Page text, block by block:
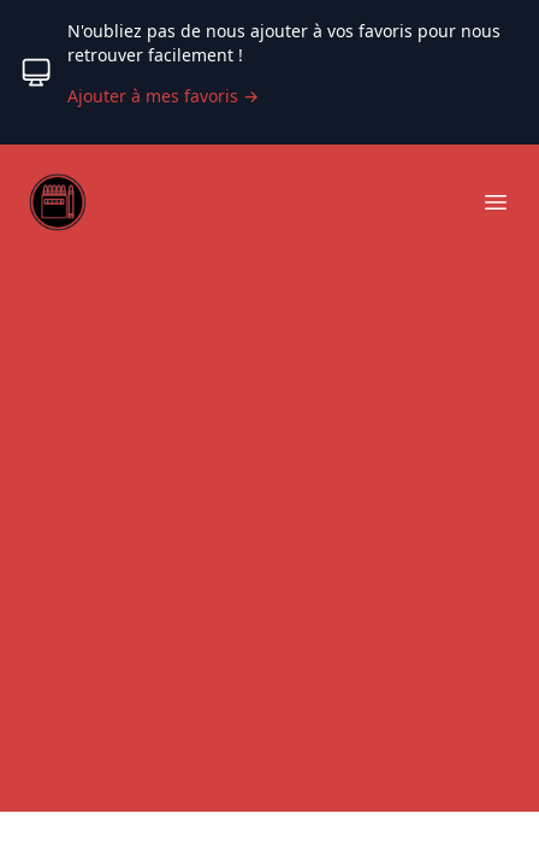
N'oubliez pas de nous ajouter à vos favoris pour nous
retrouver facilement !
Ajouter à mes favoris →
Web coloriage